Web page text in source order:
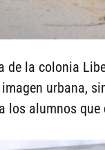
de la colonia
urbana,
los alumnos